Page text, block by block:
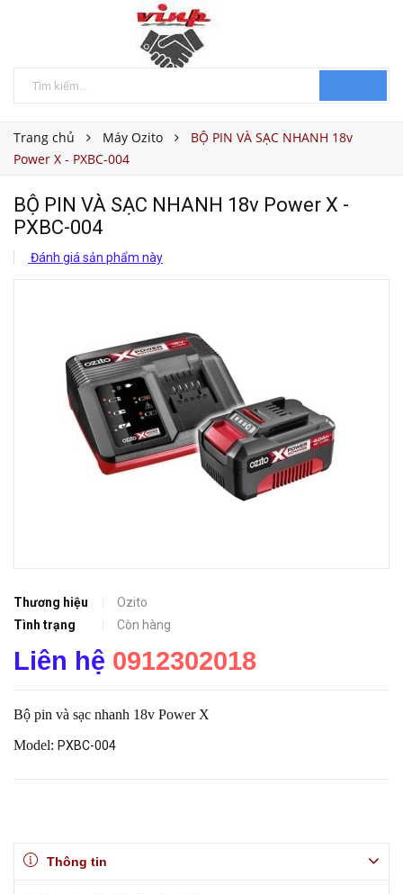
Trang chủ Máy Ozito
BỘ PIN VÀ SẠC NHANH 18v
Power X - PXBC-004
BỘ PIN VÀ SẠC NHANH 18v Power X -
PXBC-004
Đánh giá sản phẩm này
Thương hiệu
Ozito
Tình trạng
Còn hàng
Liên hệ 0912302018
Bộ pin và sạc nhanh 18v Power X
Model: PXBC-004
Thông tin